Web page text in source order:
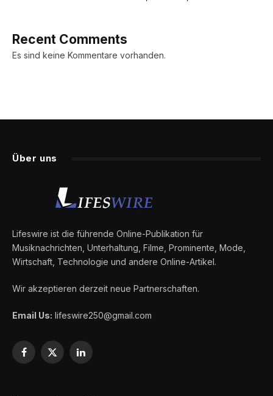
Recent Comments
Es sind keine Kommentare vorhanden.
Über uns
Lifeswire ist die führende Online-Publikation für
Musiknachrichten, Unterhaltung, Filme, Prominente, Mode,
Wirtschaft, Technologie und andere Online-Artikel.
Wir akzeptieren derzeit neue Partnerschaften.
Email Us: lifeswire250@gmail.com
Facebook
X
LinkedIn